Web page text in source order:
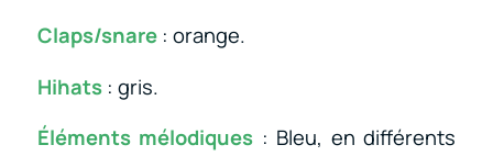
Claps/snare: orange.
Hihats: gris.
Éléments mélodiques : Bleu, en différents